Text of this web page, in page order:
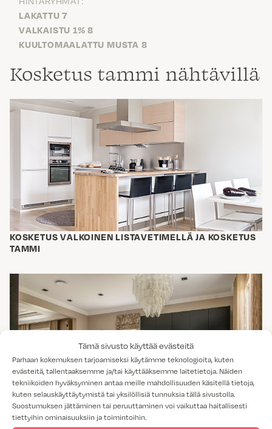
Tämä sivusto käyttää evästeitä
Parhaan kokemuksen tarjoamiseksi käytämme teknologioita, kuten
evästeitä, tallentaaksemme ja/tai käyttääksemme laitetietoja. Näiden
tekniikoiden hyväksyminen antaa meille mahdollisuuden käsitellä tietoja,
kuten selauskäyttäytymistä tai yksilöllisiä tunnuksia tällä sivustolla.
Suostumuksen jättäminen tai peruuttaminen voi vaikuttaa haitallisesti
tiettyihin ominaisuuksiin ja toimintoihin.
LAKATTU 7
VALKAISTU 1% 8
KUULTOMAALATTU MUSTA 8
Kosketus tammi nähtävillä
KOSKETUS VALKOINEN LISTAVETIMELLÄ JA KOSKETUS
TAMMI